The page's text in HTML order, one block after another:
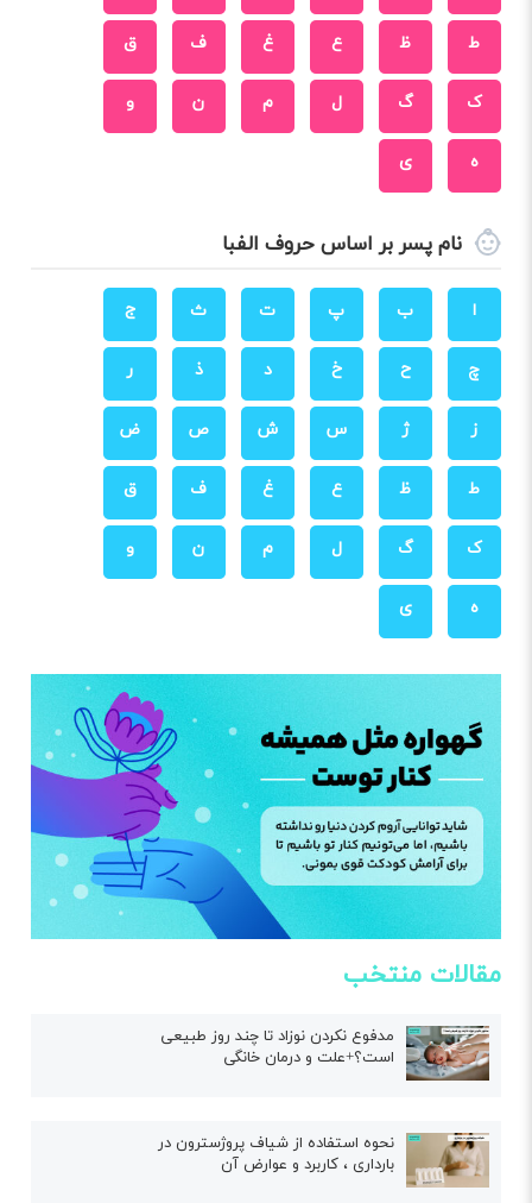
ط ظ ع غ ف ق
ک گ ل م ن و
ه ی
نام پسر بر اساس حروف الفبا
ا ب پ ت ث ج
چ ح خ د ذ ر
ز ژ س ش ص ض
ط ظ ع غ ف ق
ک گ ل م ن و
ه ی
مقالات منتخب
مدفوع نکردن نوزاد تا چند روز طبیعی
است؟+علت و درمان خانگی
نحوه استفاده از شیاف پروژسترون در
بارداری ، کاربرد و عوارض آن